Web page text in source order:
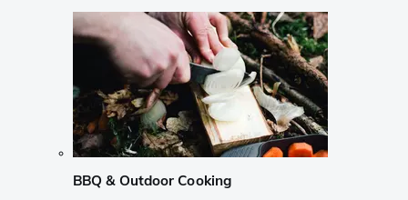
BBQ & Outdoor Cooking